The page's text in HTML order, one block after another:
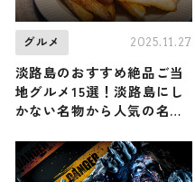
グルメ 2025.11.27
淡路島のおすすめ絶品ご当
地グルメ15選！淡路島にし
かない名物から人気の名店